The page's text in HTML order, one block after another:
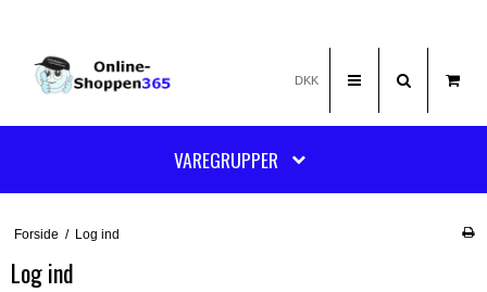
DKK
VAREGRUPPER
Forside / Log ind
Log ind